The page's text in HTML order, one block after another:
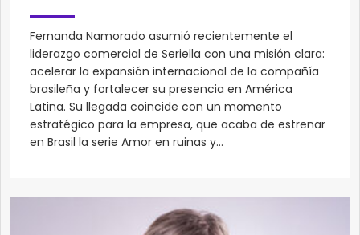
Fernanda Namorado asumió recientemente el
liderazgo comercial de Seriella con una misión clara:
acelerar la expansión internacional de la compañía
brasileña y fortalecer su presencia en América
Latina. Su llegada coincide con un momento
estratégico para la empresa, que acaba de estrenar
en Brasil la serie Amor en ruinas y...